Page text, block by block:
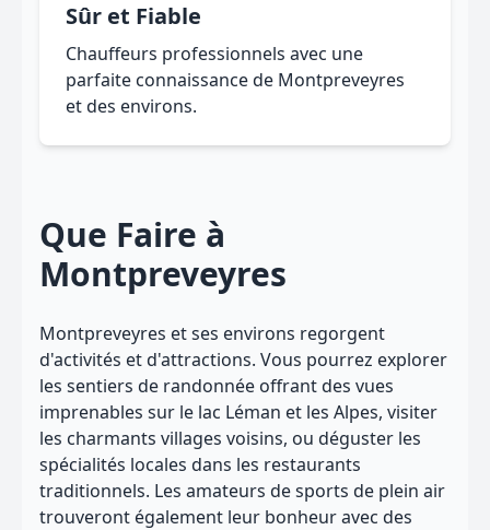
Sûr et Fiable
Chauffeurs professionnels avec une
parfaite connaissance de Montpreveyres
et des environs.
Que Faire à
Montpreveyres
Montpreveyres et ses environs regorgent
d'activités et d'attractions. Vous pourrez explorer
les sentiers de randonnée offrant des vues
imprenables sur le lac Léman et les Alpes, visiter
les charmants villages voisins, ou déguster les
spécialités locales dans les restaurants
traditionnels. Les amateurs de sports de plein air
trouveront également leur bonheur avec des